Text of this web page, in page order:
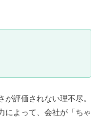
評価されない理不尽。
によって、会社が「ちゃ